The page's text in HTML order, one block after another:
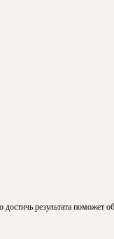
достичь результата поможет